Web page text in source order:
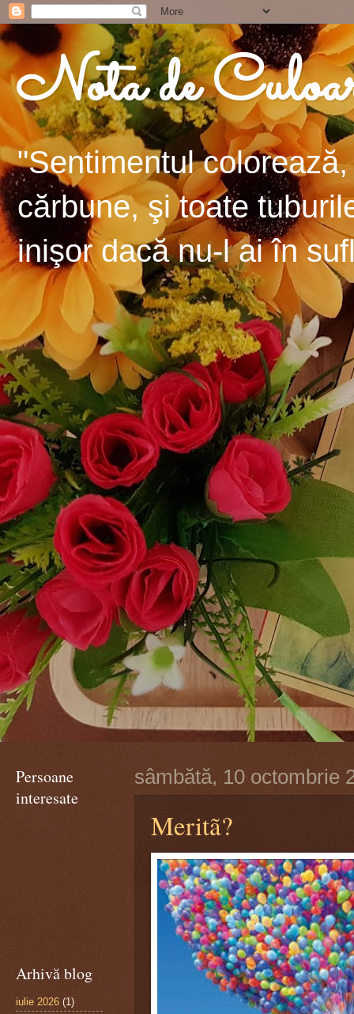
Nota de
"Sentimentul
cărbune, şi toate
inişor dacă nu-l ai în
sâmbătă, 10 octombrie
Meritã?
Persoane
interesate
Arhivă blog
iulie 2026 (1)